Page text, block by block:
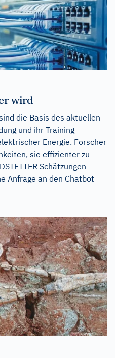
wird
die Basis des aktuellen
und ihr Training
Energie. Forscher
sie effizienter zu
Schätzungen
Anfrage an den Chatbot